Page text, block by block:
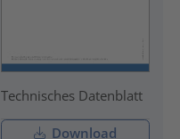
Technisches Datenblatt
Download